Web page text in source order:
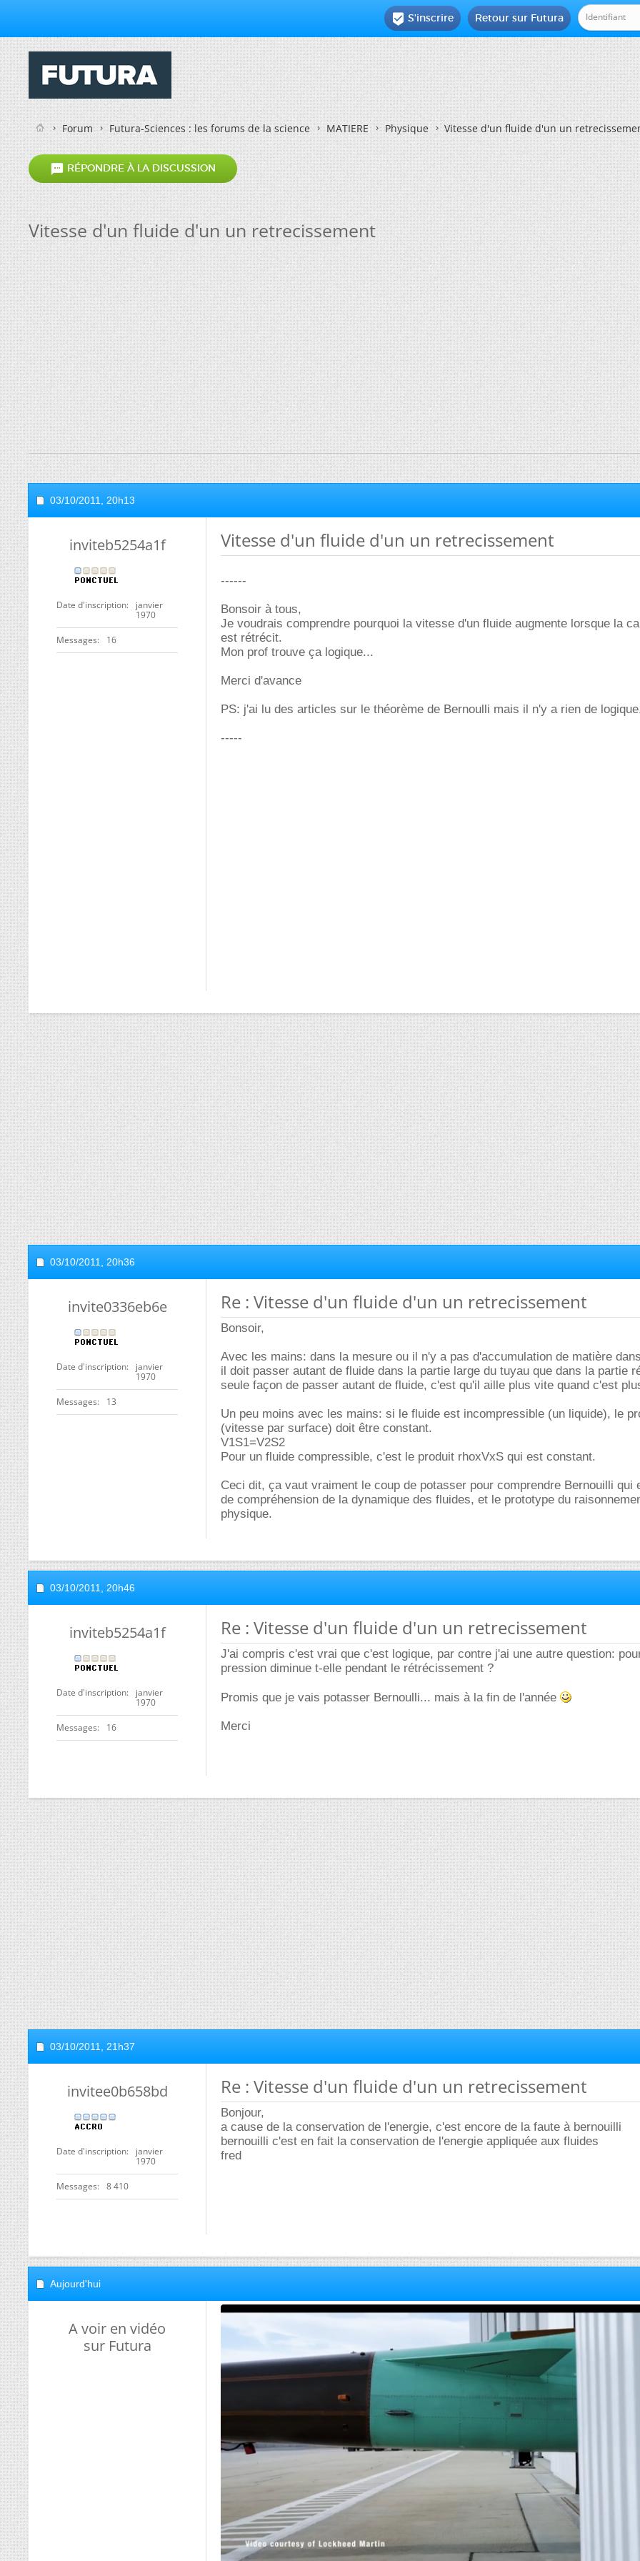
Retour sur Futura
 S'inscrire
Forum Futura-Sciences : les forums de la science MATIERE Physique Vitesse d'un fluide d'un un
 RÉPONDRE À LA DISCUSSION
Vitesse d'un fluide d'un un retrecissement
03/10/2011, 20h13
inviteb5254a1f
Date d'inscription
janvier
1970
Messages 16
Vitesse d'un fluide d'un un retrecissement
------
Bonsoir à tous,
Je voudrais comprendre pourquoi la vitesse d'un fluide augmente lorsque la
est rétrécit.
Mon prof trouve ça logique...
Merci d'avance
PS: j'ai lu des articles sur le théorème de Bernoulli mais il n'y a rien de
-----
03/10/2011, 20h36
invite0336eb6e
Date d'inscription
janvier
1970
Messages 13
Re : Vitesse d'un fluide d'un un retrecissement
Bonsoir,
Avec les mains: dans la mesure ou il n'y a pas d'accumulation de matière
il doit passer autant de fluide dans la partie large du tuyau que dans la partie
seule façon de passer autant de fluide, c'est qu'il aille plus vite quand c'est
Un peu moins avec les mains: si le fluide est incompressible (un liquide), le
(vitesse par surface) doit être constant.
V1S1=V2S2
Pour un fluide compressible, c'est le produit rhoxVxS qui est constant.
Ceci dit, ça vaut vraiment le coup de potasser pour comprendre Bernouilli qui
de compréhension de la dynamique des fluides, et le prototype du
physique.
03/10/2011, 20h46
inviteb5254a1f
Date d'inscription
janvier
1970
Messages 16
Re : Vitesse d'un fluide d'un un retrecissement
J'ai compris c'est vrai que c'est logique, par contre j'ai une autre question:
pression diminue t-elle pendant le rétrécissement ?
Promis que je vais potasser Bernoulli... mais à la fin de l'année
Merci
03/10/2011, 21h37
invitee0b658bd
Date d'inscription
janvier
1970
Messages 8 410
Re : Vitesse d'un fluide d'un un retrecissement
Bonjour,
a cause de la conservation de l'energie, c'est encore de la faute à bernouilli
bernouilli c'est en fait la conservation de l'energie appliquée aux fluides
fred
Aujourd'hui
A voir en vidéo
sur Futura